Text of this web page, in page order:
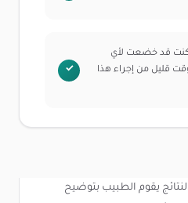
كنت قد خضعت لأي
قليل من إجراء هذا
يقوم الطبيب بتوضيح